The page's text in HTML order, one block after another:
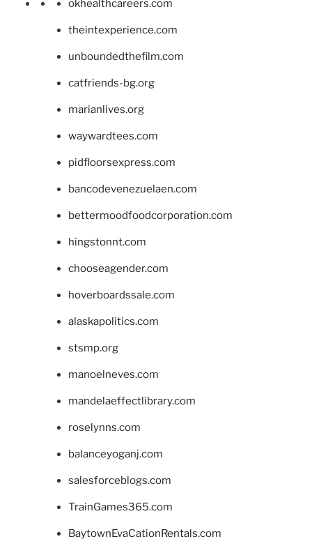
okhealthcareers.com
theintexperience.com
unboundedthefilm.com
catfriends-bg.org
marianlives.org
waywardtees.com
pidfloorsexpress.com
bancodevenezuelaen.com
bettermoodfoodcorporation.com
hingstonnt.com
chooseagender.com
hoverboardssale.com
alaskapolitics.com
stsmp.org
manoelneves.com
mandelaeffectlibrary.com
roselynns.com
balanceyoganj.com
salesforceblogs.com
TrainGames365.com
BaytownEvaCationRentals.com